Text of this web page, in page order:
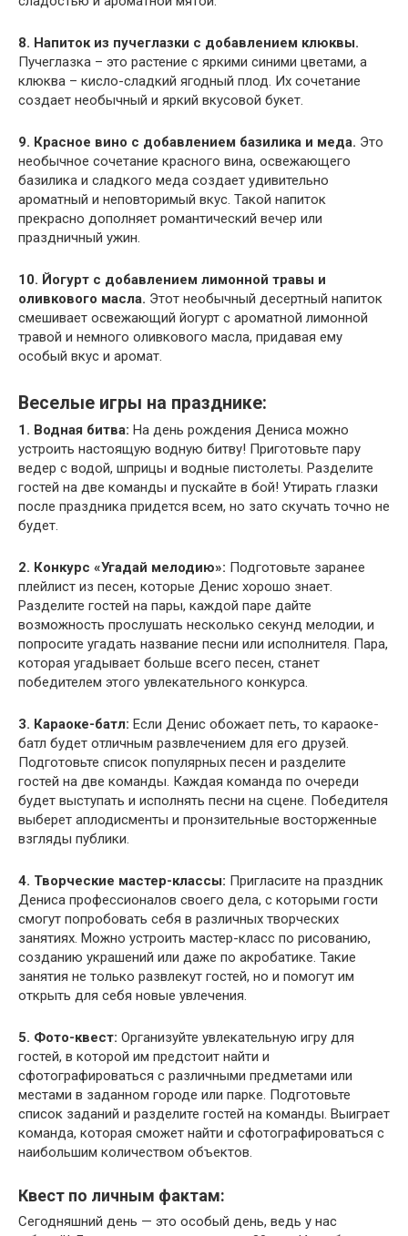
8. Напиток из пучеглазки с добавлением клюквы.
Пучеглазка – это растение с яркими синими цветами, а
клюква – кисло-сладкий ягодный плод. Их сочетание
создает необычный и яркий вкусовой букет.
9. Красное вино с добавлением базилика и меда. Это
необычное сочетание красного вина, освежающего
базилика и сладкого меда создает удивительно
ароматный и неповторимый вкус. Такой напиток
прекрасно дополняет романтический вечер или
праздничный ужин.
10. Йогурт с добавлением лимонной травы и
оливкового масла. Этот необычный десертный напиток
смешивает освежающий йогурт с ароматной лимонной
травой и немного оливкового масла, придавая ему
особый вкус и аромат.
Веселые игры на празднике:
1. Водная битва: На день рождения Дениса можно
устроить настоящую водную битву! Приготовьте пару
ведер с водой, шприцы и водные пистолеты. Разделите
гостей на две команды и пускайте в бой! Утирать глазки
после праздника придется всем, но зато скучать точно не
будет.
2. Конкурс «Угадай мелодию»: Подготовьте заранее
плейлист из песен, которые Денис хорошо знает.
Разделите гостей на пары, каждой паре дайте
возможность прослушать несколько секунд мелодии, и
попросите угадать название песни или исполнителя. Пара,
которая угадывает больше всего песен, станет
победителем этого увлекательного конкурса.
3. Караоке-батл: Если Денис обожает петь, то караоке-
батл будет отличным развлечением для его друзей.
Подготовьте список популярных песен и разделите
гостей на две команды. Каждая команда по очереди
будет выступать и исполнять песни на сцене. Победителя
выберет аплодисменты и пронзительные восторженные
взгляды публики.
4. Творческие мастер-классы: Пригласите на праздник
Дениса профессионалов своего дела, с которыми гости
смогут попробовать себя в различных творческих
занятиях. Можно устроить мастер-класс по рисованию,
созданию украшений или даже по акробатике. Такие
занятия не только развлекут гостей, но и помогут им
открыть для себя новые увлечения.
5. Фото-квест: Организуйте увлекательную игру для
гостей, в которой им предстоит найти и
сфотографироваться с различными предметами или
местами в заданном городе или парке. Подготовьте
список заданий и разделите гостей на команды. Выиграет
команда, которая сможет найти и сфотографироваться с
наибольшим количеством объектов.
Квест по личным фактам:
Сегодняшний день — это особый день, ведь у нас